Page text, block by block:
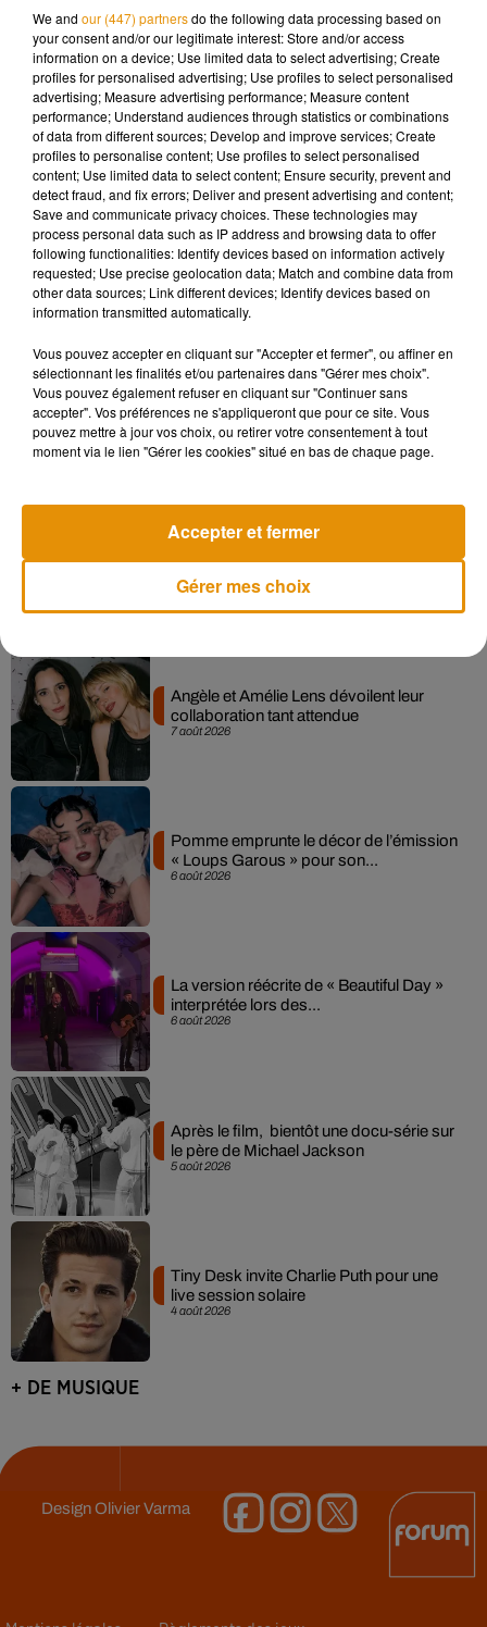
Mais surtout, ce sera peut-être la dernière édition qui se
jouera au Palais des sports. Un déménagement au futur
complexe COMET est envisagée, mais pour le moment,
financièrement, les calculs ne sont pas bons :
Didier Gérard :
Pour l’heure, rien n’est acté. Mais Didier Gérard espère
pouvoir être fixé d’ici la fin de cette 17ème édition. Rendez-
billetterie.
7 août 2026
7 août 2026
Angèle et Amélie Lens dévoilent leur
collaboration tant attendue
6 août 2026
Pomme emprunte le décor de l’émission
« Loups Garous » pour son...
6 août 2026
La version réécrite de « Beautiful Day »
interprétée lors des...
5 août 2026
Après le film, bientôt une docu-série sur
le père de Michael Jackson
4 août 2026
Tiny Desk invite Charlie Puth pour une
live session solaire
+ DE MUSIQUE
DesignOlivier Varma
We and our (447) partnersdo the following data processing based on
your consent and/or our legitimate interest: Store and/or access
information on a device; Use limited data to select advertising; Create
profiles for personalised advertising; Use profiles to select personalised
advertising; Measure advertising performance; Measure content
performance; Understand audiences through statistics or combinations
of data from different sources; Develop and improve services; Create
profiles to personalise content; Use profiles to select personalised
content; Use limited data to select content; Ensure security, prevent and
detect fraud, and fix errors; Deliver and present advertising and content;
Save and communicate privacy choices. These technologies may
process personal data such as IP address and browsing data to offer
following functionalities: Identify devices based on information actively
requested; Use precise geolocation data; Match and combine data from
other data sources; Link different devices; Identify devices based on
information transmitted automatically.
Vous pouvez accepter en cliquant sur "Accepter et fermer", ou affiner en
sélectionnant les finalités et/ou partenaires dans "Gérer mes choix".
Vous pouvez également refuser en cliquant sur "Continuer sans
accepter". Vos préférences ne s'appliqueront que pour ce site. Vous
pouvez mettre à jour vos choix, ou retirer votre consentement à tout
moment via le lien "Gérer les cookies" situé en bas de chaque page.
Gérer mes choix
Accepter et fermer